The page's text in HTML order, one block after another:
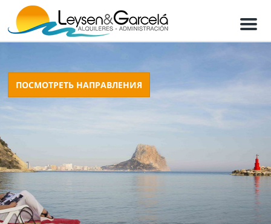
М
н
ПОСМОТРЕТЬ НАПРАВЛЕНИЯ